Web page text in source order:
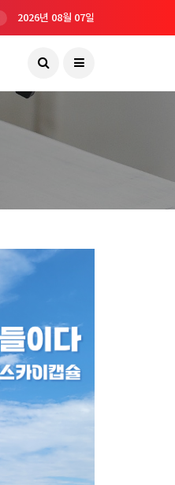
2026년 08월 07일